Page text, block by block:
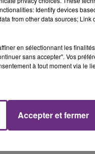
sur son antenne
Identify devices
from other data sources; Link
en sélectionnant les
sans accepter". Vos
à tout moment via le
Accepter et fermer